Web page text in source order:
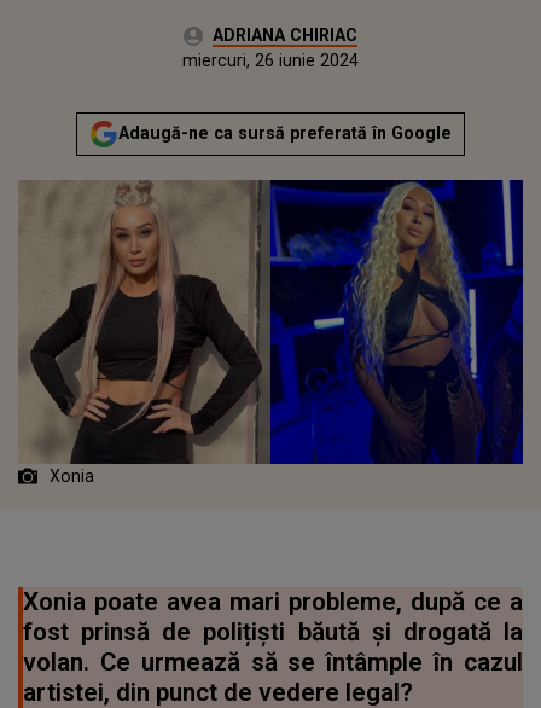
Autor:ADRIANA CHIRIAC
Actualizat:
miercuri, 26 iunie 2024
Adaugă-ne ca sursă preferată în Google
Xonia
Xonia poate avea mari probleme, după ce a
fost prinsă de polițiști băută și drogată la
volan. Ce urmează să se întâmple în cazul
artistei, din punct de vedere legal?